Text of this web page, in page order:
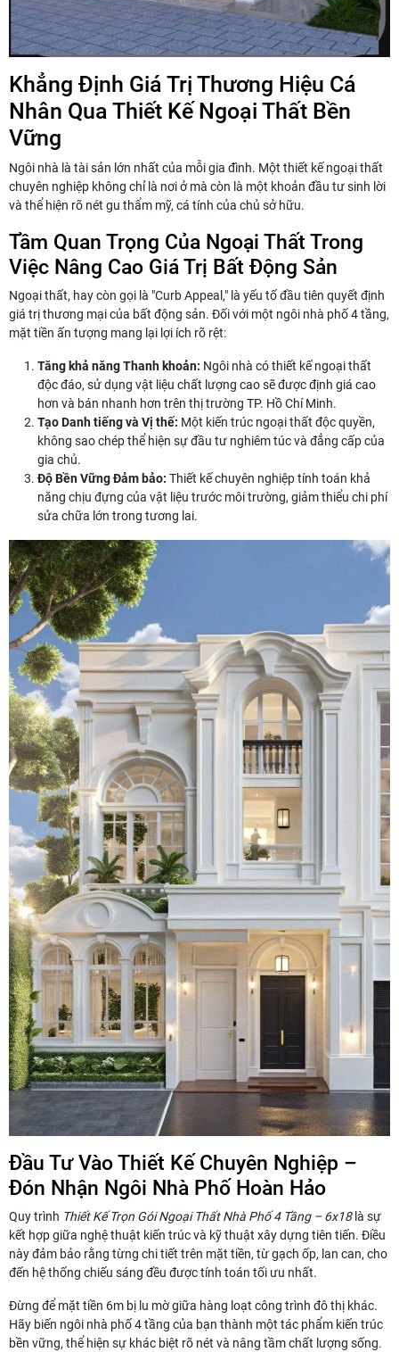
Khẳng Định Giá Trị Thương Hiệu Cá
Nhân Qua Thiết Kế Ngoại Thất Bền
Vững
Ngôi nhà là tài sản lớn nhất của mỗi gia đình. Một thiết kế ngoại thất
chuyên nghiệp không chỉ là nơi ở mà còn là một khoản đầu tư sinh lời
và thể hiện rõ nét gu thẩm mỹ, cá tính của chủ sở hữu.
Tầm Quan Trọng Của Ngoại Thất Trong
Việc Nâng Cao Giá Trị Bất Động Sản
Ngoại thất, hay còn gọi là "Curb Appeal," là yếu tố đầu tiên quyết định
giá trị thương mại của bất động sản. Đối với một ngôi nhà phố 4 tầng,
mặt tiền ấn tượng mang lại lợi ích rõ rệt:
Tăng khả năng Thanh khoản: Ngôi nhà có thiết kế ngoại thất
độc đáo, sử dụng vật liệu chất lượng cao sẽ được định giá cao
hơn và bán nhanh hơn trên thị trường TP. Hồ Chí Minh.
Tạo Danh tiếng và Vị thế: Một kiến trúc ngoại thất độc quyền,
không sao chép thể hiện sự đầu tư nghiêm túc và đẳng cấp của
gia chủ.
Độ Bền Vững Đảm bảo: Thiết kế chuyên nghiệp tính toán khả
năng chịu đựng của vật liệu trước môi trường, giảm thiểu chi phí
sửa chữa lớn trong tương lai.
Đầu Tư Vào Thiết Kế Chuyên Nghiệp –
Đón Nhận Ngôi Nhà Phố Hoàn Hảo
Quy trình Thiết Kế Trọn Gói Ngoại Thất Nhà Phố 4 Tầng – 6x18là sự
kết hợp giữa nghệ thuật kiến trúc và kỹ thuật xây dựng tiên tiến. Điều
này đảm bảo rằng từng chi tiết trên mặt tiền, từ gạch ốp, lan can, cho
đến hệ thống chiếu sáng đều được tính toán tối ưu nhất.
Đừng để mặt tiền 6m bị lu mờ giữa hàng loạt công trình đô thị khác.
Hãy biến ngôi nhà phố 4 tầng của bạn thành một tác phẩm kiến trúc
bền vững, thể hiện sự khác biệt rõ nét và nâng tầm chất lượng sống.